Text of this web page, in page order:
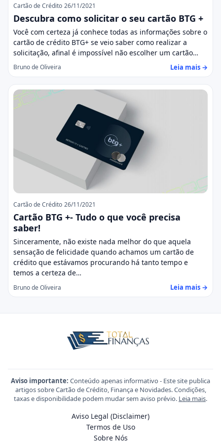
Cartão de Crédito 26/11/2021
Descubra como solicitar o seu cartão BTG +
Você com certeza já conhece todas as informações sobre o
cartão de crédito BTG+ se veio saber como realizar a
solicitação, afinal é impossível não escolher um cartão…
Bruno de Oliveira Leia mais →
Cartão de Crédito 26/11/2021
Cartão BTG +- Tudo o que você precisa
saber!
Sinceramente, não existe nada melhor do que aquela
sensação de felicidade quando achamos um cartão de
crédito que estávamos procurando há tanto tempo e
temos a certeza de…
Bruno de Oliveira Leia mais →
Aviso importante: Conteúdo apenas informativo - Este site publica
artigos sobre Cartão de Crédito, Finança e Novidades. Condições,
taxas e disponibilidade podem mudar sem aviso prévio. Leia mais.
Aviso Legal (Disclaimer)
Termos de Uso
Sobre Nós